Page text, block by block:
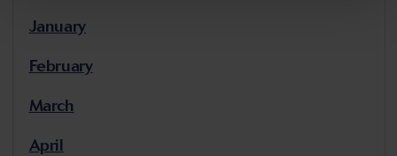
January
February
March
April